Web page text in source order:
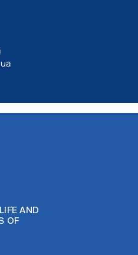
AND
OF